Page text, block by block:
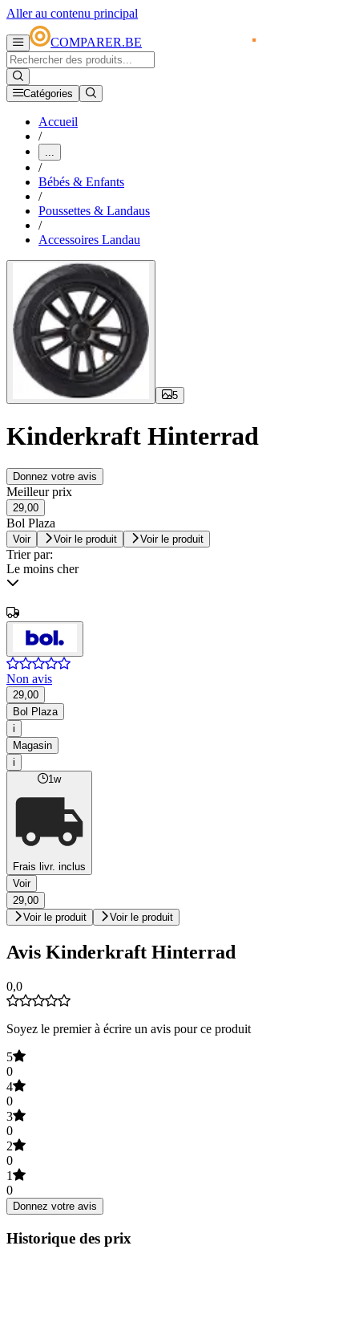
Aller au contenu principal
COMPARER.BE
Catégories
Accueil
/
...
/
Bébés & Enfants
/
Poussettes & Landaus
/
Accessoires Landau
5
Kinderkraft Hinterrad
Donnez votre avis
Meilleur prix
29,00
Bol Plaza
Voir Voir le produit Voir le produit
Trier par:
Le moins cher
Non avis
29,00
Bol Plaza
i
Magasin
i
1w
Frais livr. inclus
Voir
29,00
Voir le produit
Voir le produit
Avis Kinderkraft Hinterrad
0,0
Soyez le premier à écrire un avis pour ce produit
5
0
4
0
3
0
2
0
1
0
Donnez votre avis
Historique des prix